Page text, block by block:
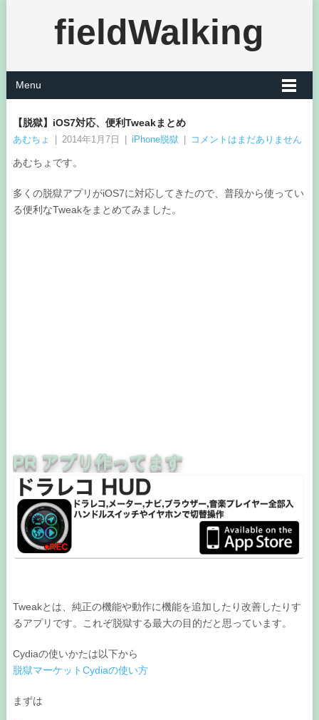
fieldWalking
Menu
【脱獄】iOS7対応、便利Tweakまとめ
あむちょ 2014年1月7日 iPhone脱獄 コメントはまだありません
あむちょです。
多くの脱獄アプリがiOS7に対応してきたので、普段から使ってい
る便利なTweakをまとめてみました。
PR アプリ作ってます
Tweakとは、純正の機能や動作に機能を追加したり改善したりす
るアプリです。これぞ脱獄する最大の目的だと思っています。
Cydiaの使いかたは以下から
脱獄マーケットCydiaの使い方
まずは